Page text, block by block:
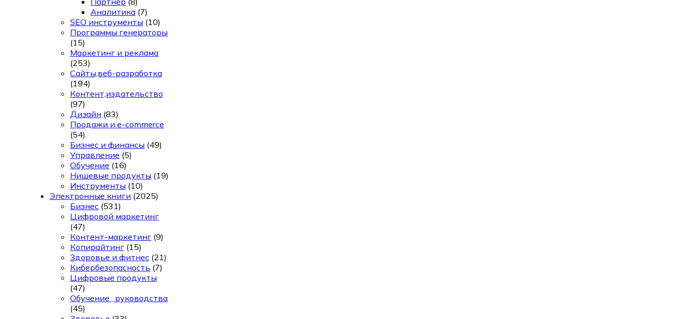
Аналитика (7)
SEO инструменты (10)
Программы генераторы
(15)
Маркетинг и реклама
(253)
Сайты,веб-разработка
(194)
Контент,издательство
(97)
Дизайн (83)
Продажи и e-commerce
(54)
Бизнес и финансы (49)
Управление (5)
Обучение (16)
Нишевые продукты (19)
Инструменты (10)
Электронные книги (2025)
Бизнес (531)
Цифровой маркетинг
(47)
Контент-маркетинг (9)
Копирайтинг (15)
Здоровье и фитнес (21)
Кибербезопасность (7)
Цифровые продукты
(47)
Обучение , руководства
(45)